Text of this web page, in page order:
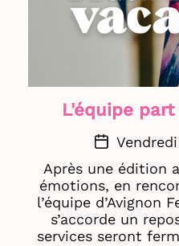
L'équipe
Après une édition
émotions, en
l’équipe d’Avignon
s’accorde un
services seront